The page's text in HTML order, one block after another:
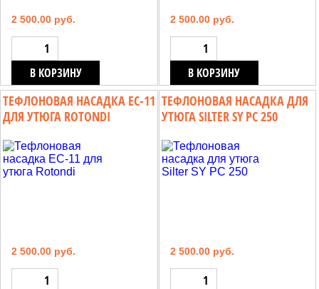
2 500.00 руб.
В КОРЗИНУ
2 500.00 руб.
В КОРЗИНУ
ТЕФЛОНОВАЯ НАСАДКА EC-11
ДЛЯ УТЮГА ROTONDI
2 500.00 руб.
ТЕФЛОНОВАЯ НАСАДКА ДЛЯ
УТЮГА SILTER SY PC 250
2 500.00 руб.